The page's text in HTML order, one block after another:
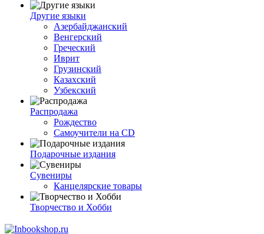
Другие языки
Азербайджанский
Венгерский
Греческий
Иврит
Грузинский
Казахский
Узбекский
Распродажа
Рождество
Самоучители на CD
Подарочные издания
Сувениры
Канцелярские товары
Творчество и Хобби